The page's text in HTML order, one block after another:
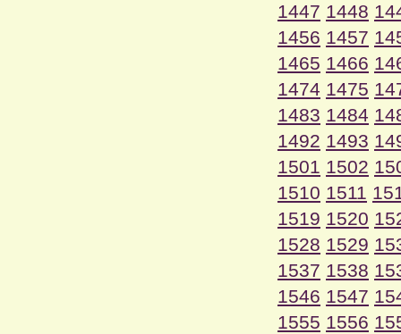
1447 1448
1456 1457
1465 1466
1474 1475
1483 1484
1492 1493
1501 1502
1510 1511
1519 1520
1528 1529
1537 1538
1546 1547
1555 1556